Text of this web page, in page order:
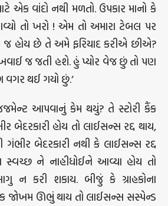
એક વાંદો નથી મળતો. ઉપકાર માનો કે
તો ખરો ! એમ તો અમારા ટેબલ પર
જ હોય છે તે અમે ફરિયાદ કરીએ છીએ?
જ જતી હશે. હું પ્યોર વેજ છું તો પણ
થઈ ગયો છું.’
આપવાનું કેમ થયું? તે સ્ટોરી કૈંક
હોય તો લાઈસન્સ રદ્દ થાય,
બેદરકારી નથી કે લાઈસન્સ રદ્દ
ને નાહીધોઈને આવ્યા હોય તો
ન કરી શકાય. બીજું કે ગ્રાહકોના
જોખમ ઊભું થાય તો લાઈસન્સ સસ્પેન્ડ